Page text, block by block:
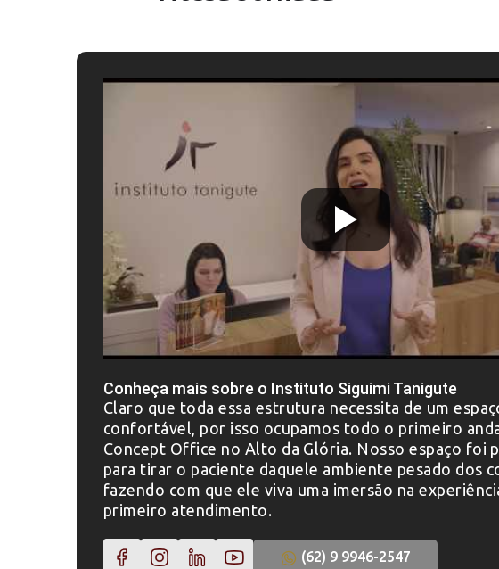
Conheça mais sobre o Instituto Siguimi Tanigute
Claro que toda essa estrutura necessita de um
confortável, por isso ocupamos todo o primeiro
Concept Office no Alto da Glória. Nosso espaço foi
para tirar o paciente daquele ambiente pesado dos
fazendo com que ele viva uma imersão na
primeiro atendimento.
(62) 9 9946-2547